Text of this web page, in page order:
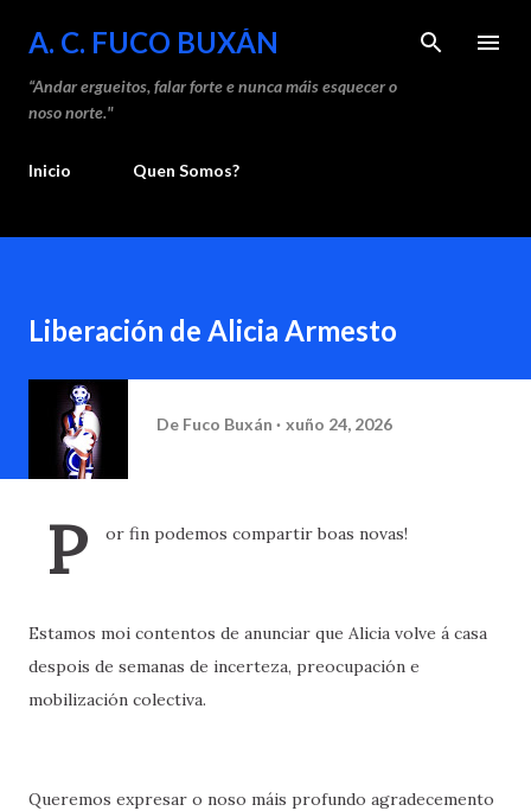
Saltar ao contido principal
A. C. FUCO BUXÁN
“Andar ergueitos, falar forte e nunca máis esquecer o
noso norte."
Inicio Quen Somos?
Liberación de Alicia Armesto
De Fuco Buxán xuño 24, 2026
P or fin podemos compartir boas novas!
Estamos moi contentos de anunciar que Alicia volve á casa
despois de semanas de incerteza, preocupación e
mobilización colectiva.
Queremos expresar o noso máis profundo agradecemento